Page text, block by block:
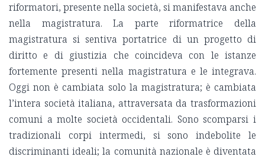
riformatori, presente nella società, si manifestava anche
nella magistratura. La parte riformatrice della
magistratura si sentiva portatrice di un progetto di
diritto e di giustizia che coincideva con le istanze
fortemente presenti nella magistratura e le integrava.
Oggi non è cambiata solo la magistratura; è cambiata
l’intera società italiana, attraversata da trasformazioni
comuni a molte società occidentali. Sono scomparsi i
tradizionali corpi intermedi, si sono indebolite le
discriminanti ideali; la comunità nazionale è diventata